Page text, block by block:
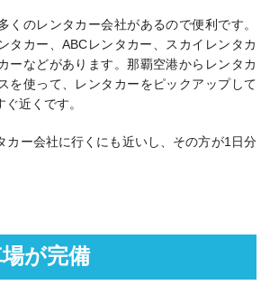
くのレンタカー会社があるので便利です。
タカー、ABCレンタカー、スカイレンタカ
ーなどがあります。那覇空港からレンタカ
を使って、レンタカーをピックアップして
近くです。
カー会社に行くにも近いし、その方が1日分
場が完備